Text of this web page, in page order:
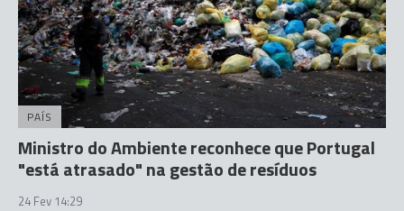
PAÍS
Ministro do Ambiente reconhece que Portugal
"está atrasado" na gestão de resíduos
24 Fev 14:29